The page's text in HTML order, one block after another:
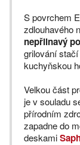
S povrchem
zdlouhavého
nepřilnavý
grilování
kuchyňskou
Velkou část
je v souladu
přírodním
zapadne do
deskami